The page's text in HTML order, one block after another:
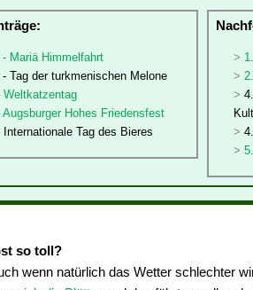
- Mariä Himmelfahrt
- Tag der turkmenischen Melone
Weltkatzentag
Augsburger Hohes Friedensfest
Internationale Tag des Bieres
so toll?
wenn natürlich das Wetter schlechter